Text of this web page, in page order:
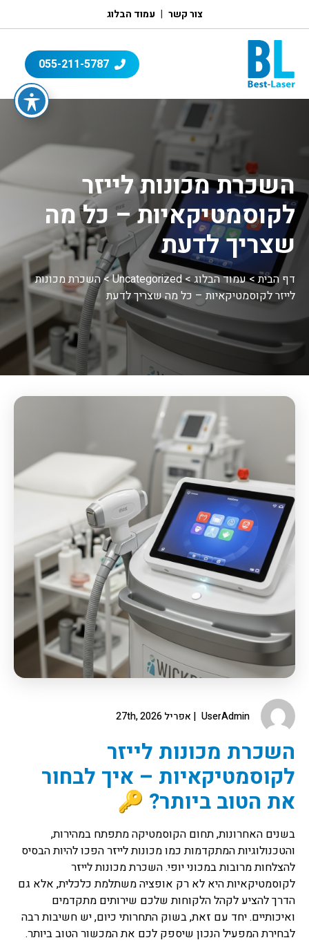
צור קשר עמוד הבלוג
055-211-5787
השכרת מכונות לייזר
לקוסמטיקאיות – כל מה
שצריך לדעת
דף הבית>עמוד הבלוג>
Uncategorized
>השכרת מכונות
לייזר לקוסמטיקאיות – כל מה שצריך לדעת
UserAdmin אפריל 27th, 2026
השכרת מכונות לייזר
לקוסמטיקאיות – איך לבחור
את הטוב ביותר? 🔑
בשנים האחרונות, תחום הקוסמטיקה מתפתח במהירות,
והטכנולוגיות המתקדמות כמו מכונות לייזר הפכו להיות הבסיס
להצלחות מרובות במכוני יופי. השכרת מכונות לייזר
לקוסמטיקאיות היא לא רק אופציה משתלמת כלכלית, אלא גם
הדרך להציע לקהל הלקוחות שלכם שירותים מתקדמים
ואיכותיים. יחד עם זאת, בשוק התחרותי כיום, יש חשיבות רבה
לבחירת המפעיל הנכון שיספק לכם את המכשור הטוב ביותר.